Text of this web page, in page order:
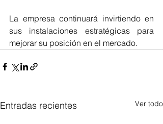
La empresa continuará invirtiendo en
sus instalaciones estratégicas para
mejorar su posición en el mercado.
Entradas recientes Ver todo